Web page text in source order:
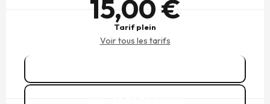
15,00 €
Tarif plein
Voir tous les tarifs